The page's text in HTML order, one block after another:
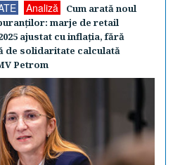
Analiză
Cum arată noul
marje de retail
ajustat cu inflaţia, fără
de solidaritate calculată
Petrom